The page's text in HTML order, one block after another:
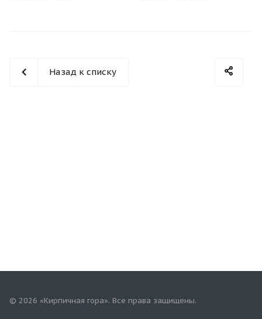
Назад к списку
© 2026 «Кирпичная гора». Все права защищены.